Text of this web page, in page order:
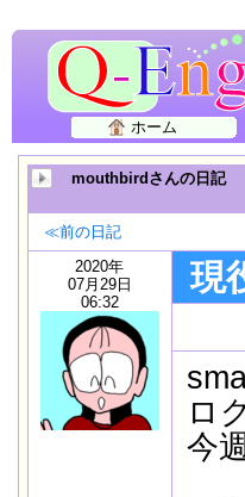
ホーム
mouthbirdさんの日記
≪前の日記
2020年
07月29日
06:32
現
ロ
今